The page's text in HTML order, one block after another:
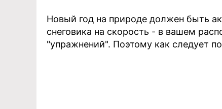
Новый год на природе должен быть
снеговика на скорость - в вашем
"упражнений". Поэтому как следует